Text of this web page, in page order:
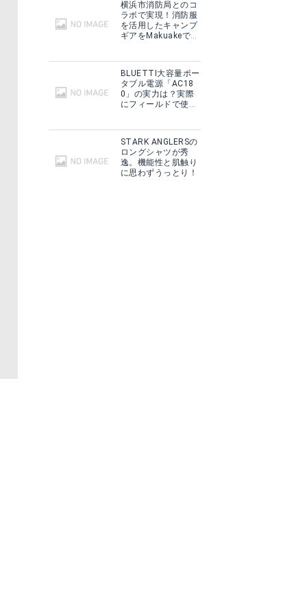
横浜市消防局とのコ
ラボで実現！消防服
を活用したキャンプ
ギアをMakuakeで予
BLUETTI大容量ポー
タブル電源「AC18
0」の実力は？実際
にフィールドで使用
STARK ANGLERSの
ロングシャツが秀
逸。機能性と肌触り
に思わずうっとり！